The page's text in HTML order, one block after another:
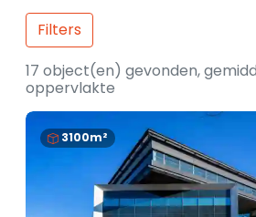
Filters
17 object(en) gevonden,
oppervlakte
3100m²